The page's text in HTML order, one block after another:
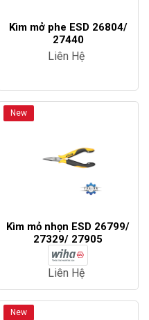
Kìm mở phe ESD 26804/
27440
Liên Hệ
New
Kìm mỏ nhọn ESD 26799/
27329/ 27905
Liên Hệ
New